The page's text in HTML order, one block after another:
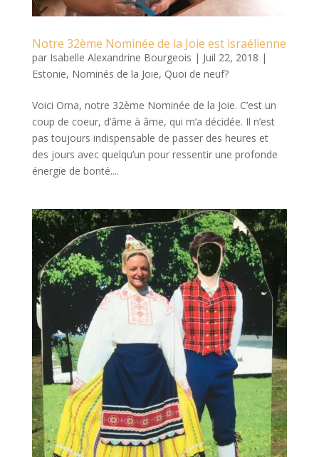
Notre 32ème Nominée de la Joie est israélienne
par Isabelle Alexandrine Bourgeois | Juil 22, 2018 |
Estonie, Nominés de la Joie, Quoi de neuf?
Voici Orna, notre 32ème Nominée de la Joie. C’est un
coup de coeur, d’âme à âme, qui m’a décidée. Il n’est
pas toujours indispensable de passer des heures et
des jours avec quelqu’un pour ressentir une profonde
énergie de bonté....